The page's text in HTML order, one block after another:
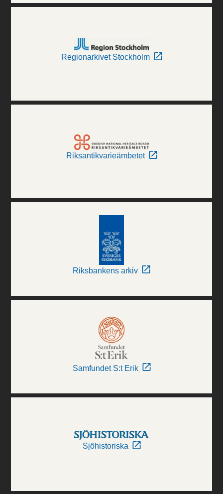
Regionarkivet Stockholm
Riksantikvarieämbetet
Riksbankens arkiv
Samfundet S:t Erik
Sjöhistoriska